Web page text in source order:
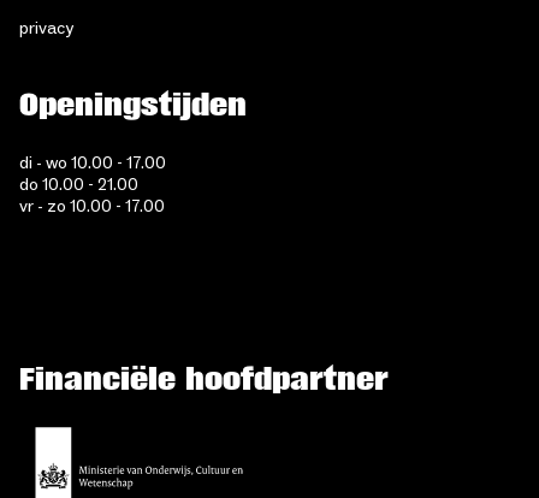
privacy
Openingstijden
di - wo 10.00 - 17.00
do 10.00 - 21.00
vr - zo 10.00 - 17.00
Financiële hoofdpartner